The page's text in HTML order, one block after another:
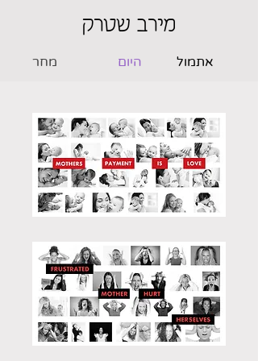
מירב שטרק
מחר היום אתמול